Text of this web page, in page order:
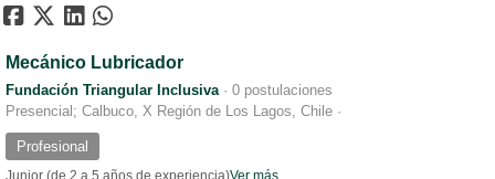
Mecánico Lubricador
Fundación Triangular Inclusiva ·
Presencial; Calbuco, X Región de Los Lagos, Chile ·
0 postulaciones
Profesional
Junior (de 2 a 5 años de experiencia)Ver más